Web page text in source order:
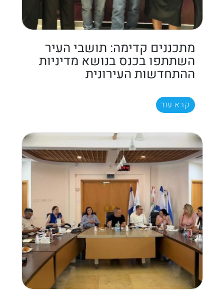
מתכננים קדימה: תושבי העיר
השתתפו בכנס בנושא מדיניות
ההתחדשות העירונית
קרא עוד